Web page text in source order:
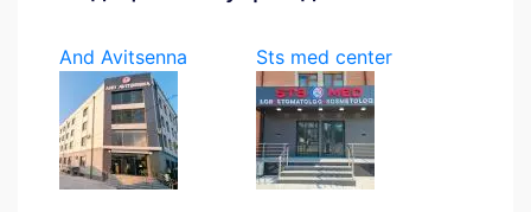
And Avitsenna Sts med center